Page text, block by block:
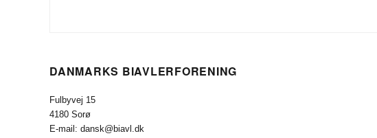
DANMARKS BIAVLERFORENING
Fulbyvej 15
4180 Sorø
E-mail: dansk@biavl.dk